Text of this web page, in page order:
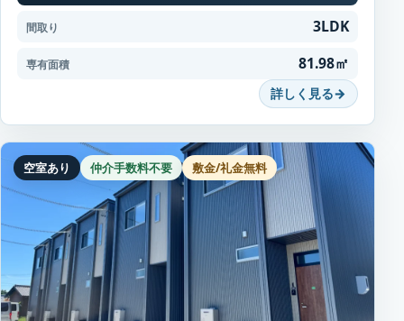
間取り 3LDK
専有面積 81.98㎡
詳しく見る
空室あり 仲介手数料不要 敷金/礼金無料